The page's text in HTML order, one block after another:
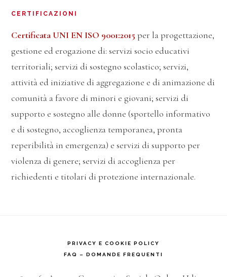
CERTIFICAZIONI
Certificata UNI EN ISO 9001:2015 per la progettazione,
gestione ed erogazione di: servizi socio educativi
territoriali; servizi di sostegno scolastico; servizi,
attività ed iniziative di aggregazione e di animazione di
comunità a favore di minori e giovani; servizi di
supporto e sostegno alle donne (sportello informativo
e di sostegno, accoglienza temporanea, pronta
reperibilità in emergenza) e servizi di supporto per
violenza di genere; servizi di accoglienza per
richiedenti e titolari di protezione internazionale.
PRIVACY E COOKIE POLICY
FAQ – DOMANDE FREQUENTI